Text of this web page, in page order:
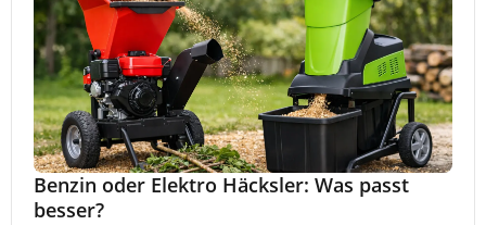
Benzin oder Elektro Häcksler: Was passt
besser?